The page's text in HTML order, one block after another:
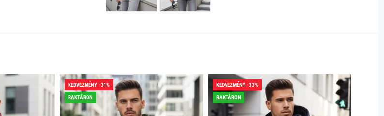
KEDVEZMÉNY -31%
RAKTÁRON
KEDVEZMÉNY -33%
RAKTÁRON